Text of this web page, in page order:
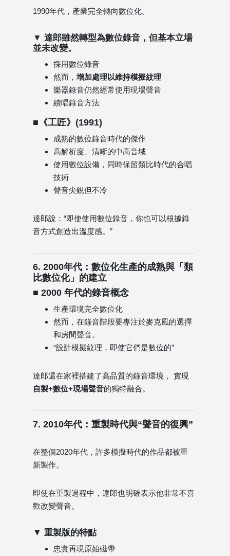
1990年代，產業完全轉向數位化。
▼ 達郎雖然轉型為數位錄音，但基本立場
並未改變。
採用數位錄音
然而，增加處理以維持模擬紋理
樂器錄音仍然經常使用現場聲音
續唱錄音方法
■《工匠》(1991)
成熟的數位錄音時代的傑作
高解析度、清晰的中高音域
使用數位設備，同時保留類比時代的合唱
技術
聲音尖銳但不冷
達郎說：“即使使用數位錄音，你也可以根據錄
音方式創造出溫度感。”
6. 2000年代：數位化生產的成熟與「類
比數位化」的建立
■ 2000 年代的錄音概念
生產環境完全數位化
然而，在錄音階段要專注於麥克風的選擇
和房間聲音。
“設計模擬紋理，即使它們是數位的”
達郎還在家裡搭建了高品質的錄音環境， 實現
自製+數位+現場聲音的獨特融合。
7. 2010年代：重製時代與“聲音的復興”
在整個2020年代，許多模擬時代的作品都被重
新製作。
即使在重製過程中，達郎也明確表示他非常不喜
歡改變聲音。
▼ 重製版的特點
忠實再現原始磁帶